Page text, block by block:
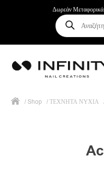
Δωρεάν
Αναζήτηση
προϊόντων
/Shop /ΤΕΧΝΗΤΑ ΝΥΧΙΑ